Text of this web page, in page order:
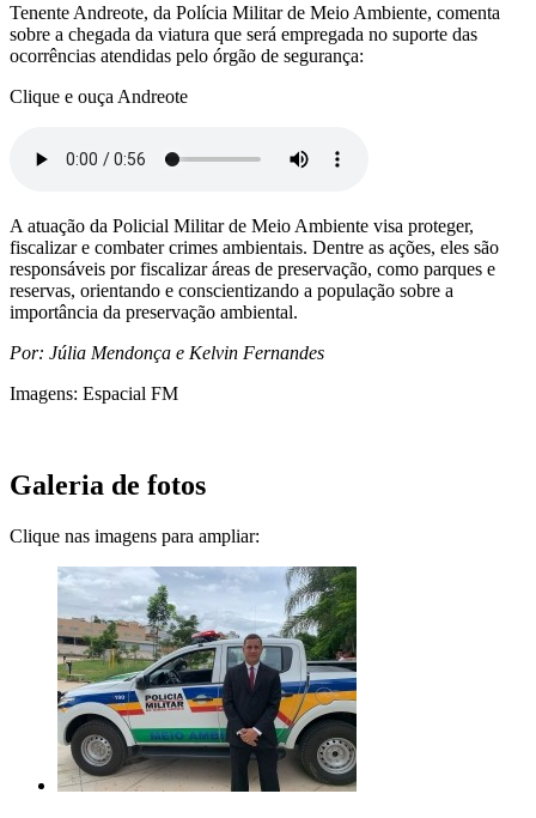
Tenente Andreote, da Polícia Militar de Meio Ambiente, comenta
sobre a chegada da viatura que será empregada no suporte das
ocorrências atendidas pelo órgão de segurança:
Clique e ouça Andreote
A atuação da Policial Militar de Meio Ambiente visa proteger,
fiscalizar e combater crimes ambientais. Dentre as ações, eles são
responsáveis por fiscalizar áreas de preservação, como parques e
reservas, orientando e conscientizando a população sobre a
importância da preservação ambiental.
Por: Júlia Mendonça e Kelvin Fernandes
Imagens: Espacial FM
Galeria de fotos
Clique nas imagens para ampliar: